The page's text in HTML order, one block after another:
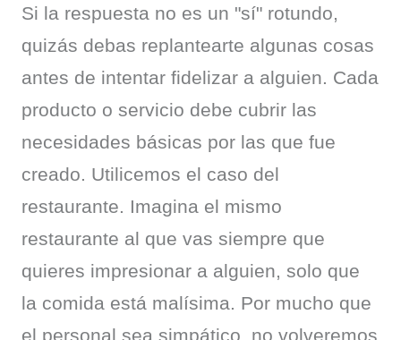
Si la respuesta no es un "sí" rotundo,
quizás debas replantearte algunas cosas
antes de intentar fidelizar a alguien. Cada
producto o servicio debe cubrir las
necesidades básicas por las que fue
creado. Utilicemos el caso del
restaurante. Imagina el mismo
restaurante al que vas siempre que
quieres impresionar a alguien, solo que
la comida está malísima. Por mucho que
el personal sea simpático, no volveremos